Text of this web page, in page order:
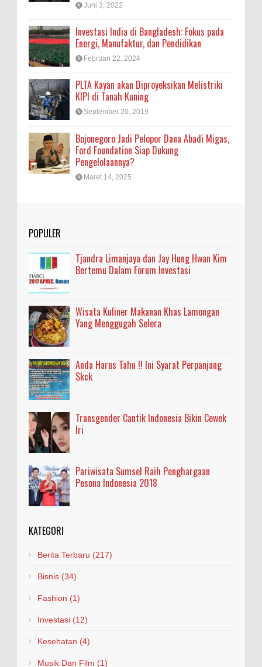
Juni 3, 2022
Investasi India di Bangladesh: Fokus pada
Energi, Manufaktur, dan Pendidikan
Februari 22, 2024
PLTA Kayan akan Diproyeksikan Melistriki
KIPI di Tanah Kuning
September 20, 2019
Bojonegoro Jadi Pelopor Dana Abadi Migas,
Ford Foundation Siap Dukung
Pengelolaannya?
Maret 14, 2025
POPULER
Tjandra Limanjaya dan Jay Hung Hwan Kim
Bertemu Dalam Forum Investasi
Wisata Kuliner Makanan Khas Lamongan
Yang Menggugah Selera
Anda Harus Tahu !! Ini Syarat Perpanjang
Skck
Transgender Cantik Indonesia Bikin Cewek
Iri
Pariwisata Sumsel Raih Penghargaan
Pesona Indonesia 2018
KATEGORI
Berita Terbaru (217)
Bisnis (34)
Fashion (1)
Investasi (12)
Kesehatan (4)
Musik Dan Film (1)